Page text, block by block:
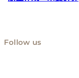
Follow us